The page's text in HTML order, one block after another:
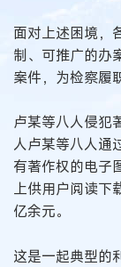
面对上述困境，
制、可推广的办
案件，为检察履
卢某等八人侵犯
人卢某等八人通
有著作权的电子
上供用户阅读下
亿余元。
这是一起典型的